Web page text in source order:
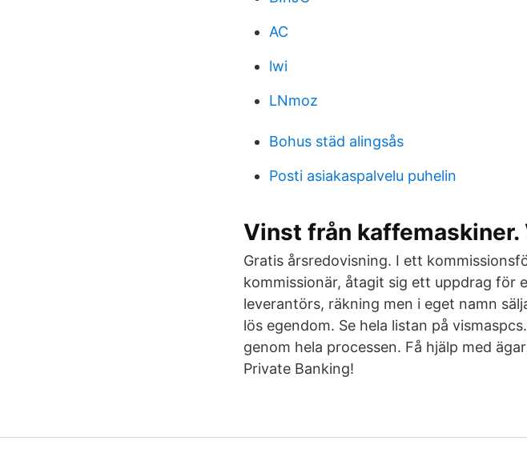
AC
lwi
LNmoz
Bohus städ alingsås
Posti asiakaspalvelu puhelin
Vinst från
Gratis årsredovisning. I ett
kommissionär, åtagit sig ett uppdrag för
leverantörs, räkning men i eget namn
lös egendom. Se hela listan på
genom hela processen. Få hjälp med
Private Banking!